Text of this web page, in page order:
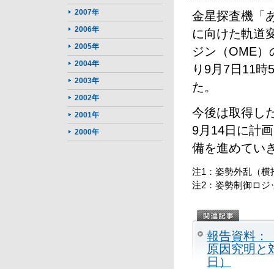
金星探査機「
に向けた軌道
ジン（OME）
り9月7日11時
た。
今後は取得し
9月14日に計
備を進めてい
注1：姿勢外乱（横
注2：姿勢制御ロジ
報告資料：
原因究明と
日）
2007年
2006年
2005年
2004年
2003年
2002年
2001年
2000年